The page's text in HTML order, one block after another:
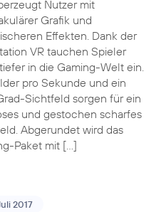
Nutzer mit
Grafik und
Effekten. Dank der
VR tauchen Spieler
in die Gaming-Welt ein.
pro Sekunde und ein
Sichtfeld sorgen für ein
und gestochen scharfes
Abgerundet wird das
Paket mit […]
2017